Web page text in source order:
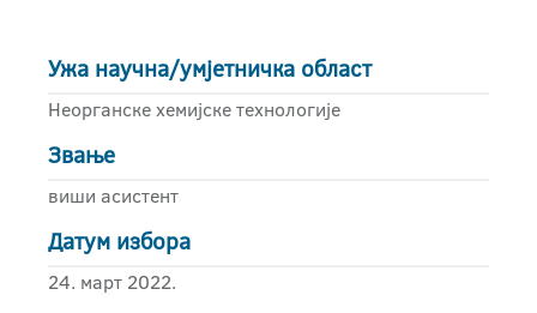
Ужа научна/умјетничка област
Неорганске хемијске технологије
Звање
виши асистент
Датум избора
24. март 2022.